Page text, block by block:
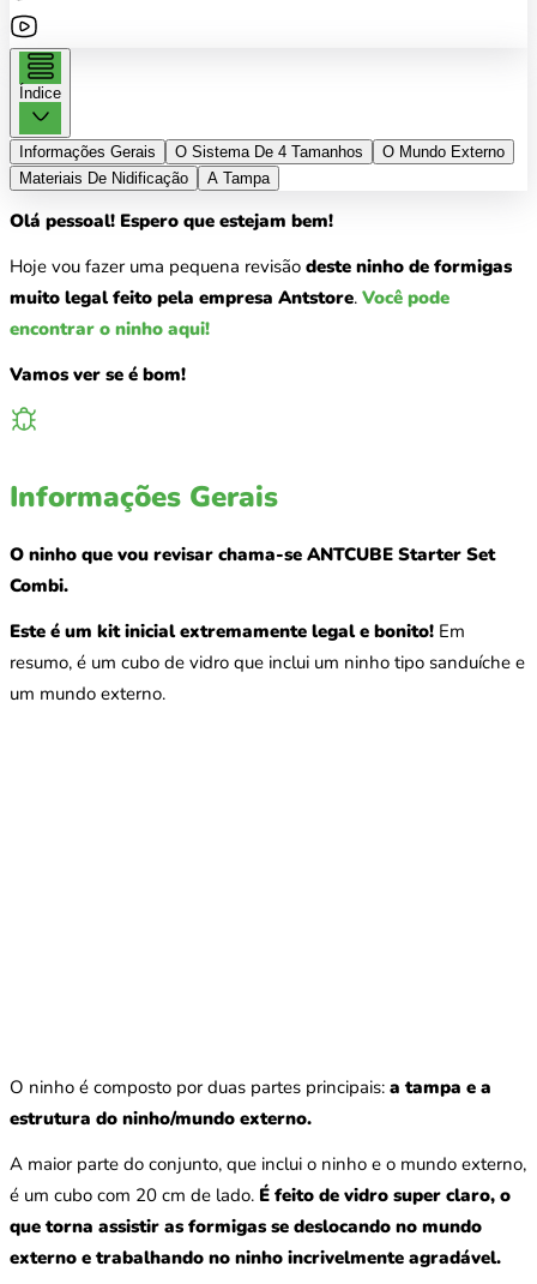
Índice
Informações Gerais O Sistema De 4 Tamanhos
O Mundo Externo
Materiais De Nidificação
A Tampa
Olá pessoal! Espero que estejam bem!
Hoje vou fazer uma pequena revisão deste ninho de formigas
muito legal feito pela empresa Antstore. Você pode
encontrar o ninho aqui!
Vamos ver se é bom!
Informações Gerais
O ninho que vou revisar chama-se ANTCUBE Starter Set
Combi.
Este é um kit inicial extremamente legal e bonito! Em
resumo, é um cubo de vidro que inclui um ninho tipo sanduíche e
um mundo externo.
O ninho é composto por duas partes principais: a tampa e a
estrutura do ninho/mundo externo.
A maior parte do conjunto, que inclui o ninho e o mundo externo,
é um cubo com 20 cm de lado. É feito de vidro super claro, o
que torna assistir as formigas se deslocando no mundo
externo e trabalhando no ninho incrivelmente agradável.